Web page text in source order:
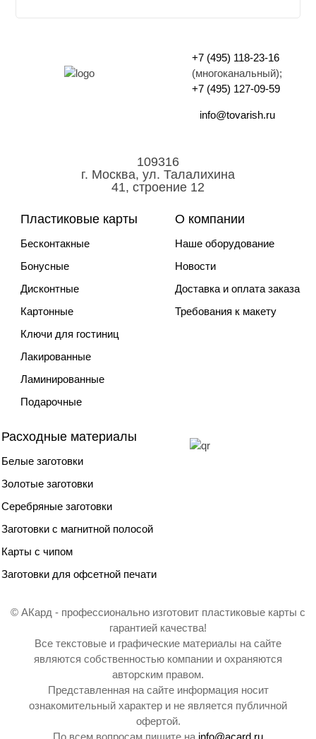
+7 (495) 118-23-16
(многоканальный);
+7 (495) 127-09-59
info@tovarish.ru
109316
г. Москва, ул. Талалихина
41, строение 12
Пластиковые карты
Бесконтакные
Бонусные
Дисконтные
Картонные
Ключи для гостиниц
Лакированные
Ламинированные
Подарочные
О компании
Наше оборудование
Новости
Доставка и оплата заказа
Требования к макету
Расходные материалы
Белые заготовки
Золотые заготовки
Серебряные заготовки
Заготовки с магнитной полосой
Карты с чипом
Заготовки для офсетной печати
© АКард - профессионально изготовит пластиковые карты с
гарантией качества!
Все текстовые и графические материалы на сайте
являются собственностью компании и охраняются
авторским правом.
Представленная на сайте информация носит
ознакомительный характер и не является публичной
офертой.
По всем вопросам пишите на info@acard.ru